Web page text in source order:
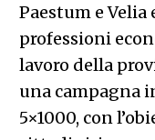
Paestum e
professioni
lavoro della
una campagna
5×1000, con